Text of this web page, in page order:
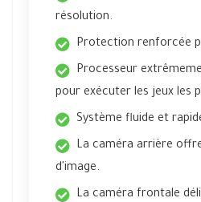
résolution.
Protection renforcée
Processeur
pour exécuter les jeux les
Système fluide et
La caméra arrière
d'image.
La caméra frontale